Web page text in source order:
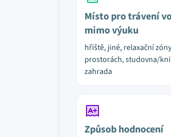
Místo pro trávení
mimo výuku
hřiště, jiné, relaxační
prostorách, studovna/
zahrada
Způsob hodnocení